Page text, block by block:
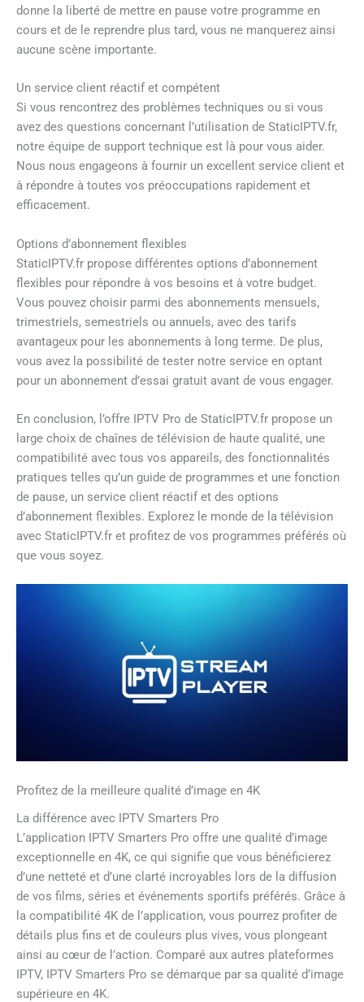
donne la liberté de mettre en pause votre programme en
cours et de le reprendre plus tard, vous ne manquerez ainsi
aucune scène importante.
Un service client réactif et compétent
Si vous rencontrez des problèmes techniques ou si vous
avez des questions concernant l’utilisation de StaticIPTV.fr,
notre équipe de support technique est là pour vous aider.
Nous nous engageons à fournir un excellent service client et
à répondre à toutes vos préoccupations rapidement et
efficacement.
Options d’abonnement flexibles
StaticIPTV.fr propose différentes options d’abonnement
flexibles pour répondre à vos besoins et à votre budget.
Vous pouvez choisir parmi des abonnements mensuels,
trimestriels, semestriels ou annuels, avec des tarifs
avantageux pour les abonnements à long terme. De plus,
vous avez la possibilité de tester notre service en optant
pour un abonnement d’essai gratuit avant de vous engager.
En conclusion, l’offre IPTV Pro de StaticIPTV.fr propose un
large choix de chaînes de télévision de haute qualité, une
compatibilité avec tous vos appareils, des fonctionnalités
pratiques telles qu’un guide de programmes et une fonction
de pause, un service client réactif et des options
d’abonnement flexibles. Explorez le monde de la télévision
avec StaticIPTV.fr et profitez de vos programmes préférés où
que vous soyez.
Profitez de la meilleure qualité d’image en 4K
La différence avec IPTV Smarters Pro
L’application IPTV Smarters Pro offre une qualité d’image
exceptionnelle en 4K, ce qui signifie que vous bénéficierez
d’une netteté et d’une clarté incroyables lors de la diffusion
de vos films, séries et événements sportifs préférés. Grâce à
la compatibilité 4K de l’application, vous pourrez profiter de
détails plus fins et de couleurs plus vives, vous plongeant
ainsi au cœur de l’action. Comparé aux autres plateformes
IPTV, IPTV Smarters Pro se démarque par sa qualité d’image
supérieure en 4K.